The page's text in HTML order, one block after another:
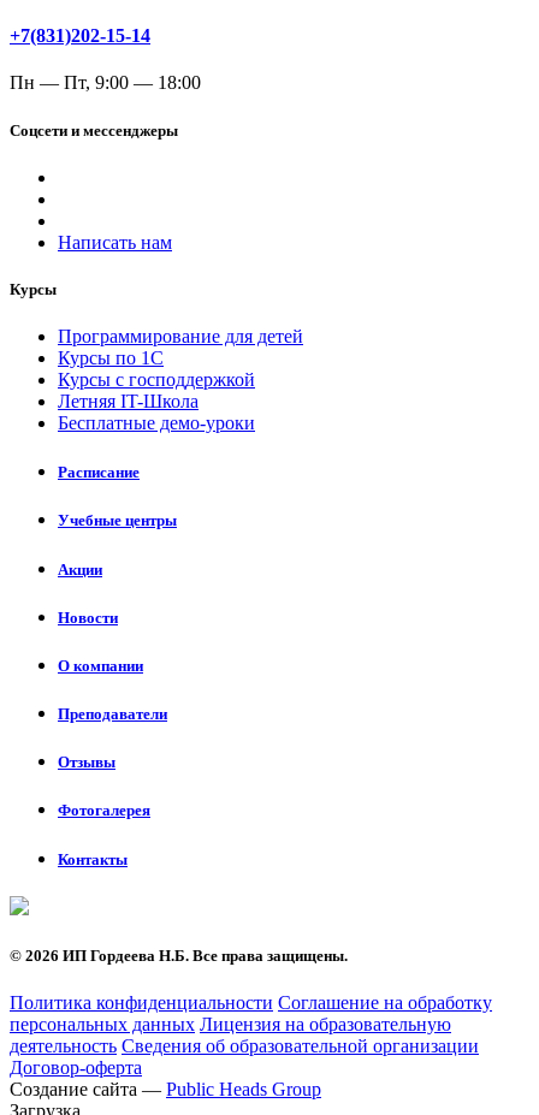
+7(831)202-15-14
Пн — Пт, 9:00 — 18:00
Соцсети и мессенджеры
Написать нам
Курсы
Программирование для детей
Курсы по 1С
Курсы с господдержкой
Летняя IT-Школа
Бесплатные демо-уроки
Расписание
Учебные центры
Акции
Новости
О компании
Преподаватели
Отзывы
Фотогалерея
Контакты
© 2026 ИП Гордеева Н.Б. Все права защищены.
Политика конфиденциальности Соглашение на обработку
персональных данных Лицензия на образовательную
деятельность Сведения об образовательной организации
Договор-оферта
Создание сайта — Public Heads Group